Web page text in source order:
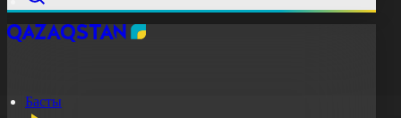
Басты